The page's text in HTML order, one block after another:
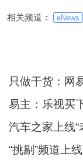
相关频道： eNews
只做干货：网
易主：乐视买
汽车之家上线“
“挑剔”频道上